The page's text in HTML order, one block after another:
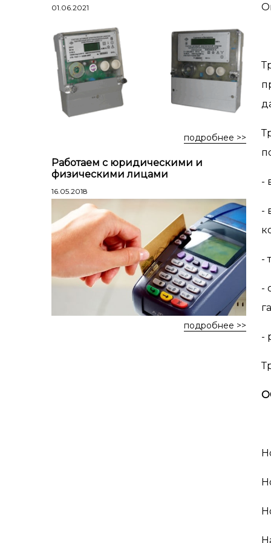
Стремянки алюминиевые
Стремянки двухсторонние
алюминиевые
Стремянки стальные
Стремянки двухсторонние стальные
01.06.2021
подробнее >>
Работаем с юридическими и
физическими лицами
16.05.2018
подробнее >>
-
-
-
-
-